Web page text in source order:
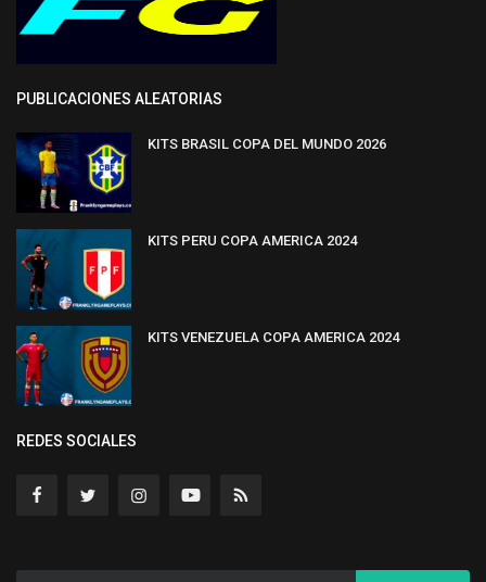
PUBLICACIONES ALEATORIAS
KITS BRASIL COPA DEL MUNDO 2026
KITS PERU COPA AMERICA 2024
KITS VENEZUELA COPA AMERICA 2024
REDES SOCIALES